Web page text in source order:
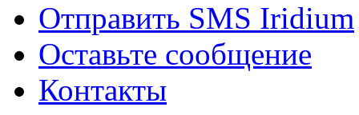
Отправить SMS Iridium
Оставьте сообщение
Контакты